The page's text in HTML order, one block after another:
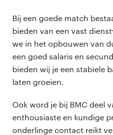
Bij een goede match
bieden van een vast
we in het opbouwen van
een goed salaris en
bieden wij je een stabiele
laten groeien.
Ook word je bij BMC deel
enthousiaste en kundige
onderlinge contact reikt